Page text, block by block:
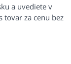
a uvediete v
tovar za cenu bez